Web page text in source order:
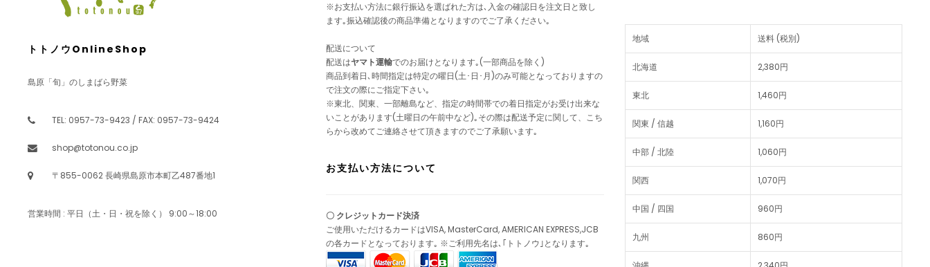
トトノウOnlineShop
島原「旬」のしまばら野菜
TEL: 0957-73-9423 / FAX: 0957-73-9424
shop@totonou.co.jp
〒855-0062 長崎県島原市本町乙487番地1
営業時間 : 平日（土・日・祝を除く） 9:00～18:00
※お支払い方法に銀行振込を選ばれた方は､入金の確認日を注文日と致し
ます｡振込確認後の商品準備となりますのでご了承ください｡
配送について
配送はヤマト運輸でのお届けとなります｡(一部商品を除く)
商品到着日､時間指定は特定の曜日(土･日･月)のみ可能となっておりますの
で注文の際にご指定下さい｡
※東北、関東、一部離島など、指定の時間帯での着日指定がお受け出来な
いことがあります(土曜日の午前中など)｡その際は配送予定に関して、こち
らから改めてご連絡させて頂きますのでご了承願います｡
お支払い方法について
〇 クレジットカード決済
ご使用いただけるカードはVISA, MasterCard, AMERICAN EXPRESS,JCB
の各カードとなっております｡ ※ご利用先名は､｢トトノウ｣となります｡
地域 送料 (税別)
北海道 2,380円
東北 1,460円
関東 / 信越 1,160円
中部 / 北陸 1,060円
関西 1,070円
中国 / 四国 960円
九州 860円